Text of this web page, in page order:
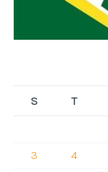
S T
3
4